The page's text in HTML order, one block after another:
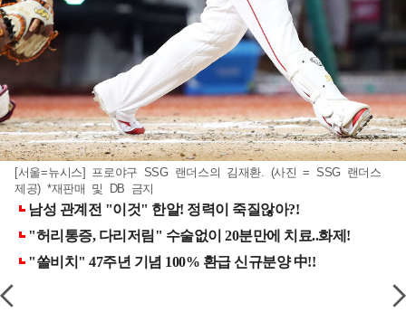
[서울=뉴시스] 프로야구 SSG 랜더스의 김재환. (사진 = SSG 랜더스
제공) *재판매 및 DB 금지